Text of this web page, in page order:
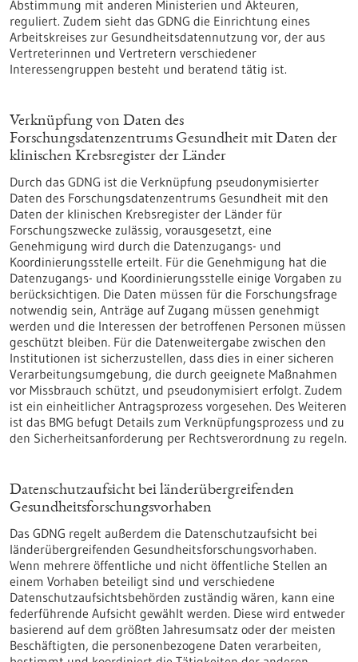
Abstimmung mit anderen Ministerien und Akteuren,
reguliert. Zudem sieht das GDNG die Einrichtung eines
Arbeitskreises zur Gesundheitsdatennutzung vor, der aus
Vertreterinnen und Vertretern verschiedener
Interessengruppen besteht und beratend tätig ist.
Verknüpfung von Daten des
Forschungsdatenzentrums Gesundheit mit Daten der
klinischen Krebsregister der Länder
Durch das GDNG ist die Verknüpfung pseudonymisierter
Daten des Forschungsdatenzentrums Gesundheit mit den
Daten der klinischen Krebsregister der Länder für
Forschungszwecke zulässig, vorausgesetzt, eine
Genehmigung wird durch die Datenzugangs- und
Koordinierungsstelle erteilt. Für die Genehmigung hat die
Datenzugangs- und Koordinierungsstelle einige Vorgaben zu
berücksichtigen. Die Daten müssen für die Forschungsfrage
notwendig sein, Anträge auf Zugang müssen genehmigt
werden und die Interessen der betroffenen Personen müssen
geschützt bleiben. Für die Datenweitergabe zwischen den
Institutionen ist sicherzustellen, dass dies in einer sicheren
Verarbeitungsumgebung, die durch geeignete Maßnahmen
vor Missbrauch schützt, und pseudonymisiert erfolgt. Zudem
ist ein einheitlicher Antragsprozess vorgesehen. Des Weiteren
ist das BMG befugt Details zum Verknüpfungsprozess und zu
den Sicherheitsanforderung per Rechtsverordnung zu regeln.
Datenschutzaufsicht bei länderübergreifenden
Gesundheitsforschungsvorhaben
Das GDNG regelt außerdem die Datenschutzaufsicht bei
länderübergreifenden Gesundheitsforschungsvorhaben.
Wenn mehrere öffentliche und nicht öffentliche Stellen an
einem Vorhaben beteiligt sind und verschiedene
Datenschutzaufsichtsbehörden zuständig wären, kann eine
federführende Aufsicht gewählt werden. Diese wird entweder
basierend auf dem größten Jahresumsatz oder der meisten
Beschäftigten, die personenbezogene Daten verarbeiten,